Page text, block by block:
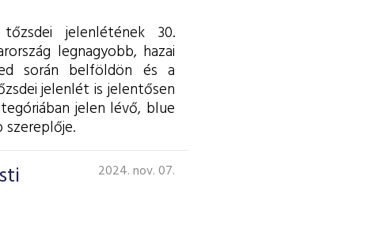
jelenlétének 30.
legnagyobb, hazai
során belföldön és a
jelenlét is jelentősen
jelen lévő, blue
szereplője.
2024. nov. 07.